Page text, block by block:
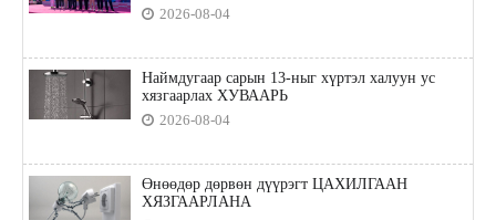
2026-08-04
Наймдугаар сарын 13-ныг хүртэл халуун ус
хязгаарлах ХУВААРЬ
2026-08-04
Өнөөдөр дөрвөн дүүрэгт ЦАХИЛГААН
ХЯЗГААРЛАНА